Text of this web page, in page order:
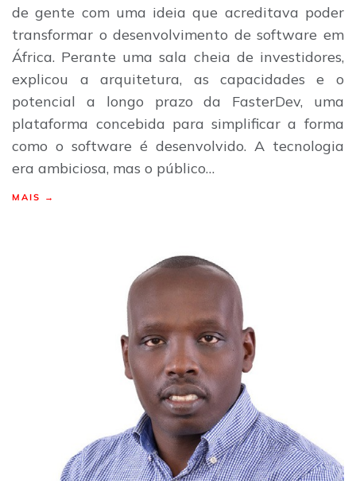
de gente com uma ideia que acreditava poder
transformar o desenvolvimento de software em
África. Perante uma sala cheia de investidores,
explicou a arquitetura, as capacidades e o
potencial a longo prazo da FasterDev, uma
plataforma concebida para simplificar a forma
como o software é desenvolvido. A tecnologia
era ambiciosa, mas o público…
MAIS →